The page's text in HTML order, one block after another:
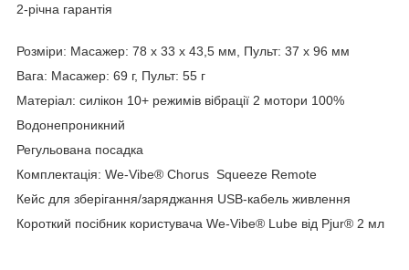
2-річна гарантія
Розміри: Масажер: 78 x 33 x 43,5 мм, Пульт: 37 x 96 мм
Вага: Масажер: 69 г, Пульт: 55 г
Матеріал: силікон 10+ режимів вібрації 2 мотори 100%
Водонепроникний
Регульована посадка
Комплектація: We-Vibe® Chorus Squeeze Remote
Кейс для зберігання/заряджання USB-кабель живлення
Короткий посібник користувача We-Vibe® Lube від Pjur® 2 мл